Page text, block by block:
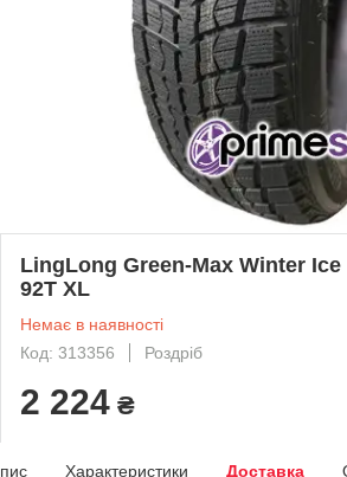
LingLong Green-Max Winter Ice
92T XL
Немає в наявності
Код: 313356
Роздріб
2 224 ₴
Характеристики Доставка